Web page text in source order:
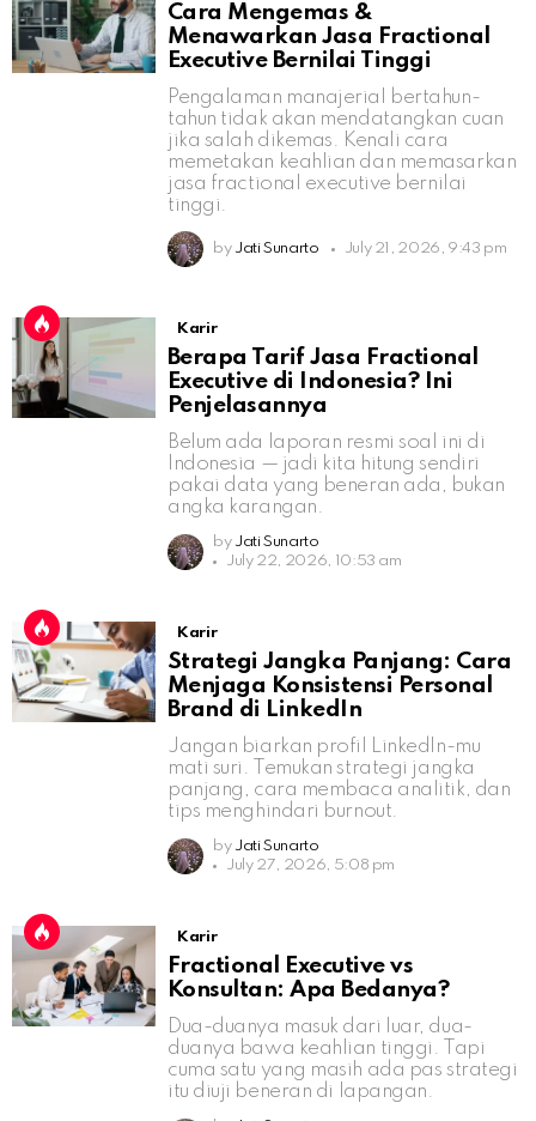
Cara Mengemas &
Menawarkan Jasa Fractional
Executive Bernilai Tinggi
Pengalaman manajerial bertahun-
tahun tidak akan mendatangkan cuan
jika salah dikemas. Kenali cara
memetakan keahlian dan memasarkan
jasa fractional executive bernilai
tinggi.
by Jati Sunarto July 21, 2026, 9:43 pm
Karir
Berapa Tarif Jasa Fractional
Executive di Indonesia? Ini
Penjelasannya
Belum ada laporan resmi soal ini di
Indonesia — jadi kita hitung sendiri
pakai data yang beneran ada, bukan
angka karangan.
by Jati Sunarto
July 22, 2026, 10:53 am
Karir
Strategi Jangka Panjang: Cara
Menjaga Konsistensi Personal
Brand di LinkedIn
Jangan biarkan profil LinkedIn-mu
mati suri. Temukan strategi jangka
panjang, cara membaca analitik, dan
tips menghindari burnout.
by Jati Sunarto
July 27, 2026, 5:08 pm
Karir
Fractional Executive vs
Konsultan: Apa Bedanya?
Dua-duanya masuk dari luar, dua-
duanya bawa keahlian tinggi. Tapi
cuma satu yang masih ada pas strategi
itu diuji beneran di lapangan.